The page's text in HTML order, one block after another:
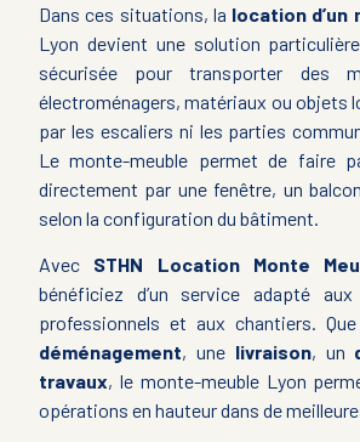
Dans ces situations, la location d’un
Lyon devient une solution
sécurisée pour transporter des
électroménagers, matériaux ou objets
par les escaliers ni les parties
Le monte-meuble permet de faire
directement par une fenêtre, un
selon la configuration du bâtiment.
Avec STHN Location Monte
bénéficiez d’un service adapté
professionnels et aux chantiers.
déménagement, une livraison, un
travaux, le monte-meuble Lyon
opérations en hauteur dans de